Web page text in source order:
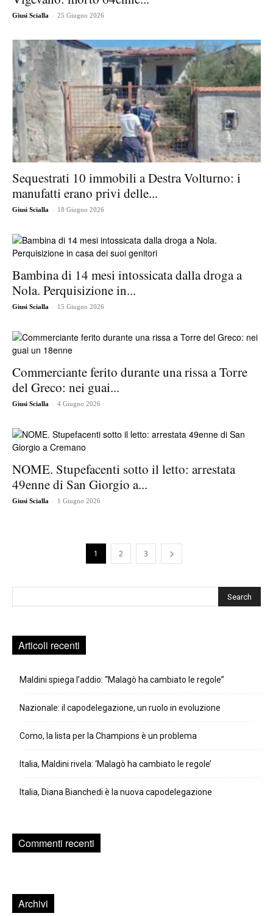
Giusi Scialla - 25 Giugno 2026
Sequestrati 10 immobili a Destra Volturno: i
manufatti erano privi delle...
Giusi Scialla - 18 Giugno 2026
Bambina di 14 mesi intossicata dalla droga a
Nola. Perquisizione in...
Giusi Scialla - 15 Giugno 2026
Commerciante ferito durante una rissa a Torre
del Greco: nei guai...
Giusi Scialla - 4 Giugno 2026
NOME. Stupefacenti sotto il letto: arrestata
49enne di San Giorgio a...
Giusi Scialla - 1 Giugno 2026
1 2 3
Articoli recenti
Maldini spiega l’addio: “Malagò ha cambiato le regole”
Nazionale: il capodelegazione, un ruolo in evoluzione
Como, la lista per la Champions è un problema
Italia, Maldini rivela: ‘Malagò ha cambiato le regole’
Italia, Diana Bianchedi è la nuova capodelegazione
Commenti recenti
Archivi